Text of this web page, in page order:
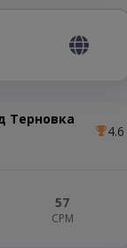
Терновка
4.6
57
СРМ